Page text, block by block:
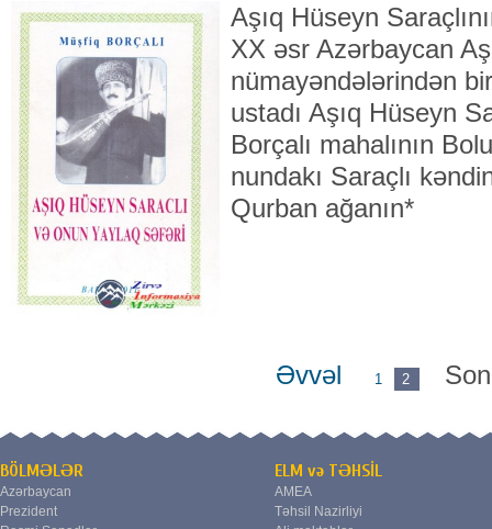
Aşıq Hüseyn
XX əsr Azərbaycan
nü­ma­yəndələrindən
ustadı Aşıq Hü­seyn
Borçalı mahalının
nun­dakı Saraçlı
Qurban ağanın*
Əvvəl 1 2
BÖLMƏLƏR
Azərbaycan
Prezident
ELM və TƏHSİL
AMEA
Təhsil Nazirliyi